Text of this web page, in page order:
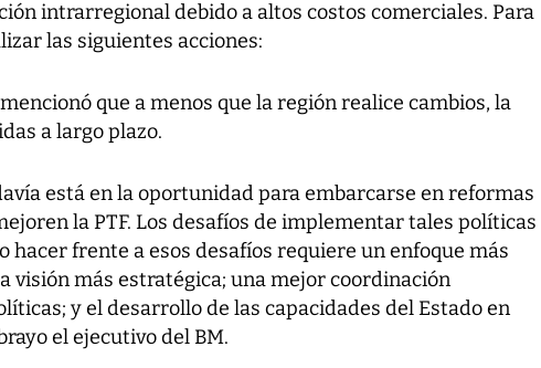
intrarregional debido a altos costos comerciales. Para
las siguientes acciones:
que a menos que la región realice cambios, la
a largo plazo.
está en la oportunidad para embarcarse en reformas
la PTF. Los desafíos de implementar tales políticas
hacer frente a esos desafíos requiere un enfoque más
visión más estratégica; una mejor coordinación
y el desarrollo de las capacidades del Estado en
el ejecutivo del BM.